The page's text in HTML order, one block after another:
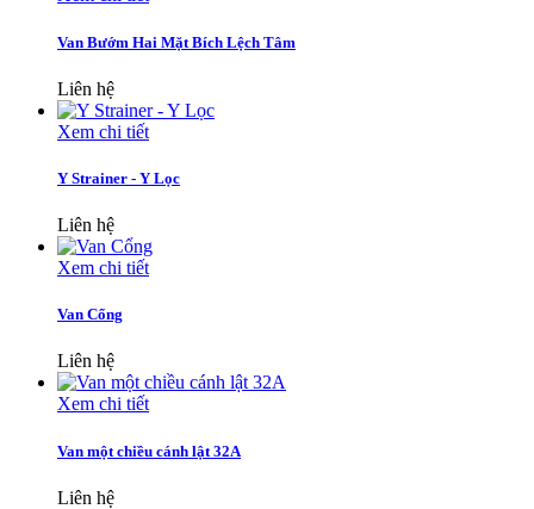
Van Bướm Hai Mặt Bích Lệch Tâm
Liên hệ
Xem chi tiết
Y Strainer - Y Lọc
Liên hệ
Xem chi tiết
Van Cổng
Liên hệ
Xem chi tiết
Van một chiều cánh lật 32A
Liên hệ